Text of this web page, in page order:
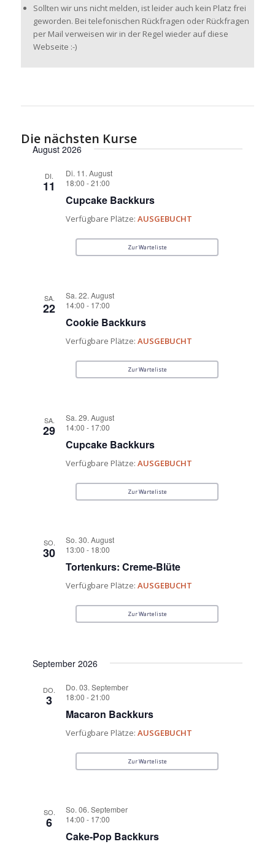
Sollten wir uns nicht melden, ist leider auch kein Platz frei
geworden. Bei telefonischen Rückfragen oder Rückfragen
per Mail verweisen wir in der Regel wieder auf diese
Webseite :-)
Die nächsten Kurse
August 2026
DI.
11
Di. 11. August
18:00 -21:00
Cupcake Backkurs
Verfügbare Plätze:AUSGEBUCHT
Zur Warteliste
SA.
22
Sa. 22. August
14:00 - 17:00
Cookie Backkurs
Verfügbare Plätze:AUSGEBUCHT
Zur Warteliste
SA.
29
Sa. 29. August
14:00 - 17:00
Cupcake Backkurs
Verfügbare Plätze:AUSGEBUCHT
Zur Warteliste
SO.
30
So. 30. August
13:00 - 18:00
Tortenkurs: Creme-Blüte
Verfügbare Plätze:AUSGEBUCHT
Zur Warteliste
September 2026
DO.
3
Do. 03. September
18:00 -21:00
Macaron Backkurs
Verfügbare Plätze:AUSGEBUCHT
Zur Warteliste
SO.
6
So. 06. September
14:00 - 17:00
Cake-Pop Backkurs